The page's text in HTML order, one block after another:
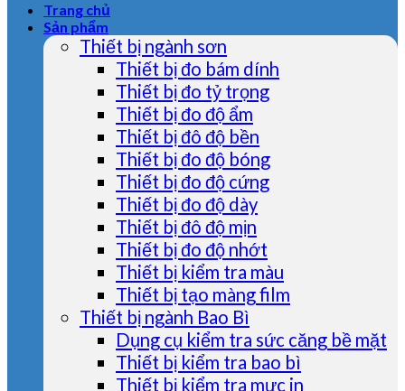
Trang chủ
Sản phẩm
Thiết bị ngành sơn
Thiết bị đo bám dính
Thiết bị đo tỷ trọng
Thiết bị đo độ ẩm
Thiết bị đô độ bền
Thiết bị đo độ bóng
Thiết bị đo độ cứng
Thiết bị đo độ dày
Thiết bị đô độ mịn
Thiết bị đo độ nhớt
Thiết bị kiểm tra màu
Thiết bị tạo màng film
Thiết bị ngành Bao Bì
Dụng cụ kiểm tra sức căng bề mặt
Thiết bị kiểm tra bao bì
Thiết bị kiểm tra mực in